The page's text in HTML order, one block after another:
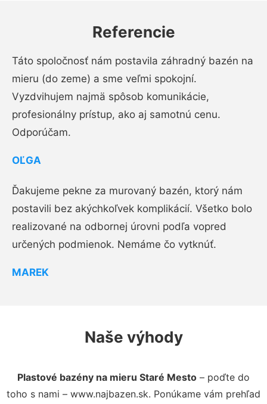
Referencie
Táto spoločnosť nám postavila záhradný bazén na
mieru (do zeme) a sme veľmi spokojní.
Vyzdvihujem najmä spôsob komunikácie,
profesionálny prístup, ako aj samotnú cenu.
Odporúčam.
OĽGA
Ďakujeme pekne za murovaný bazén, ktorý nám
postavili bez akýchkoľvek komplikácií. Všetko bolo
realizované na odbornej úrovni podľa vopred
určených podmienok. Nemáme čo vytknúť.
MAREK
Naše výhody
Plastové bazény na mieru Staré Mesto – poďte do
toho s nami – www.najbazen.sk. Ponúkame vám prehľad